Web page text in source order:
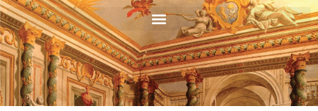
Vai
al
contenuto